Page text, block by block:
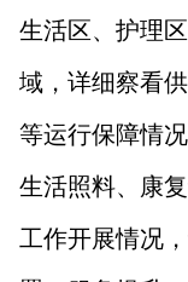
生活区、护理
域，详细察看
等运行保障情
生活照料、康
工作开展情况